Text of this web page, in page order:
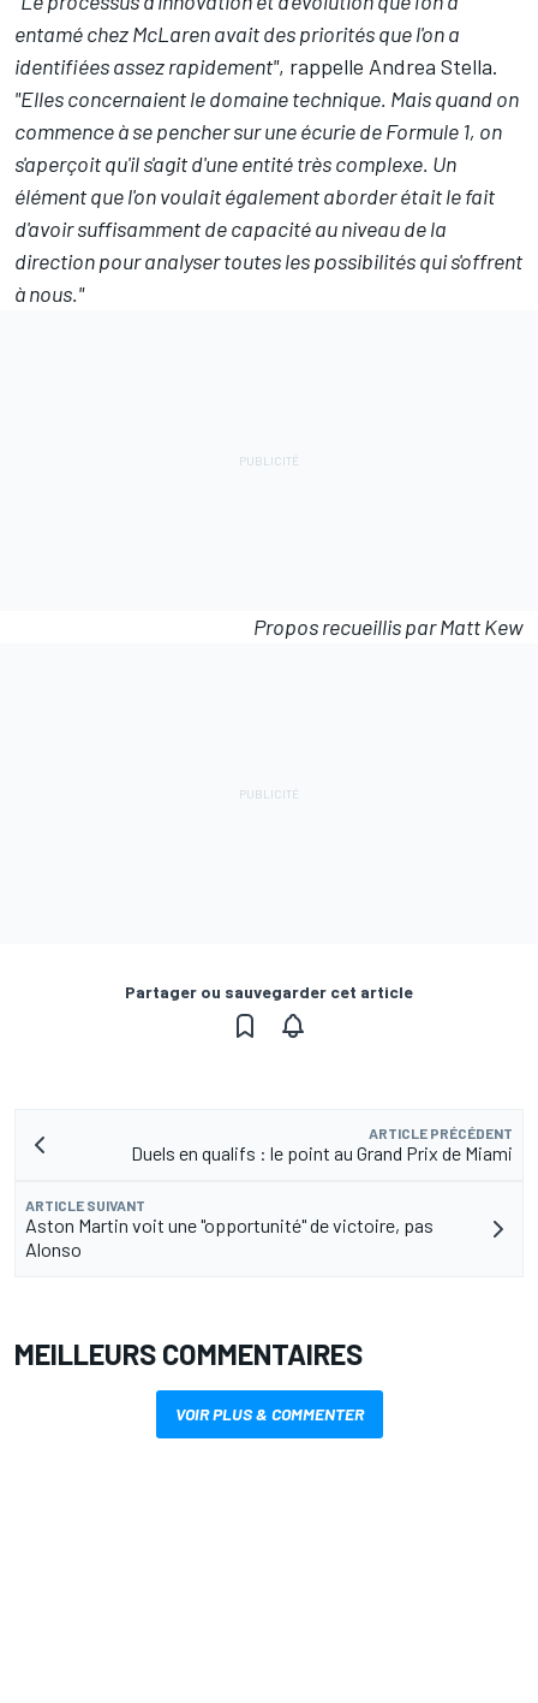
entamé chez McLaren avait des priorités que l'on a
identifiées assez rapidement", rappelle Andrea Stella.
"Elles concernaient le domaine technique. Mais quand on
commence à se pencher sur une écurie de Formule 1, on
s'aperçoit qu'il s'agit d'une entité très complexe. Un
élément que l'on voulait également aborder était le fait
d'avoir suffisamment de capacité au niveau de la
direction pour analyser toutes les possibilités qui s'offrent
à nous."
Propos recueillis par Matt Kew
Partager ou sauvegarder cet article
ARTICLE PRÉCÉDENT
Duels en qualifs : le point au Grand Prix de Miami
ARTICLE SUIVANT
Aston Martin voit une "opportunité" de victoire, pas
Alonso
MEILLEURS COMMENTAIRES
VOIR PLUS & COMMENTER